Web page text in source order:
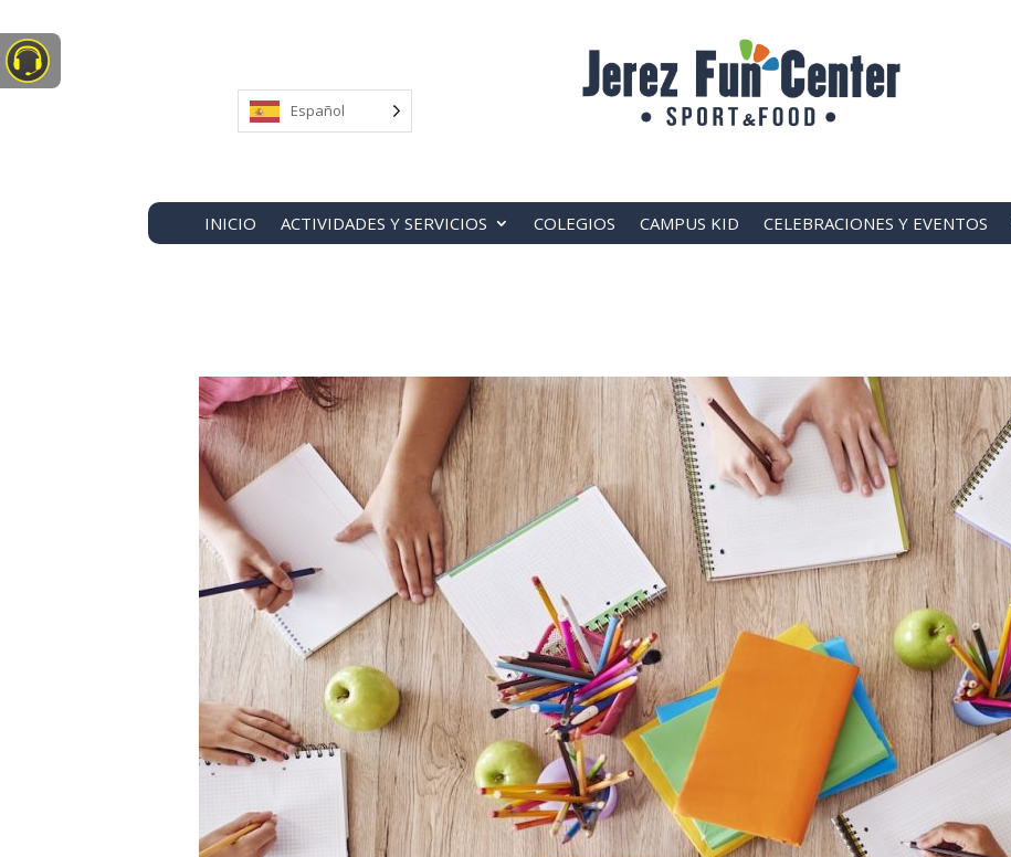
Español
INICIO ACTIVIDADES Y SERVICIOS COLEGIOS CAMPUS KID CELEBRACIONES Y EVENTOS